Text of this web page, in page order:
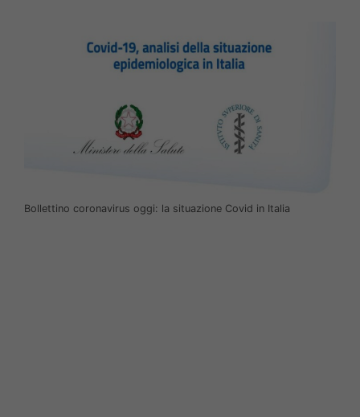
Bollettino coronavirus oggi: la situazione Covid in Italia